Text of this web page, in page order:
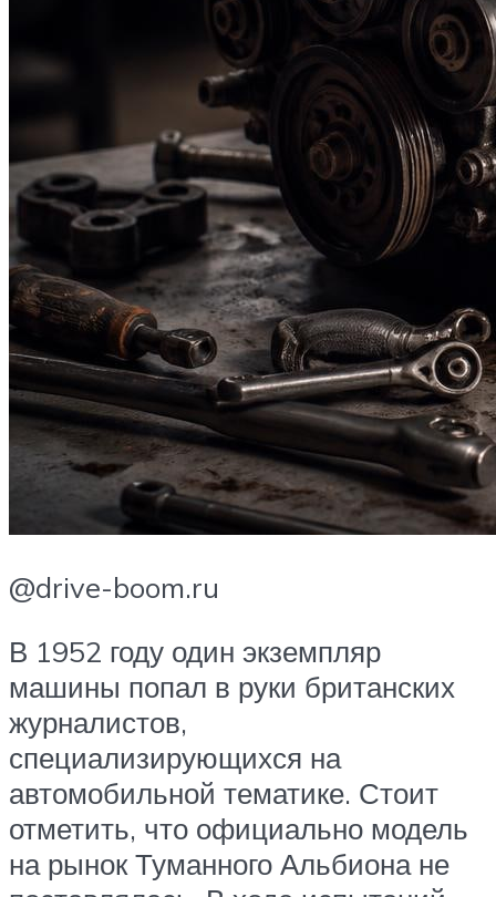
@drive-boom.ru
В 1952 году один экземпляр
машины попал в руки британских
журналистов,
специализирующихся на
автомобильной тематике. Стоит
отметить, что официально модель
на рынок Туманного Альбиона не